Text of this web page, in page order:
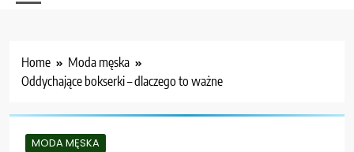
Home
Moda męska
Oddychające bokserki – dlaczego to ważne
MODA MĘSKA